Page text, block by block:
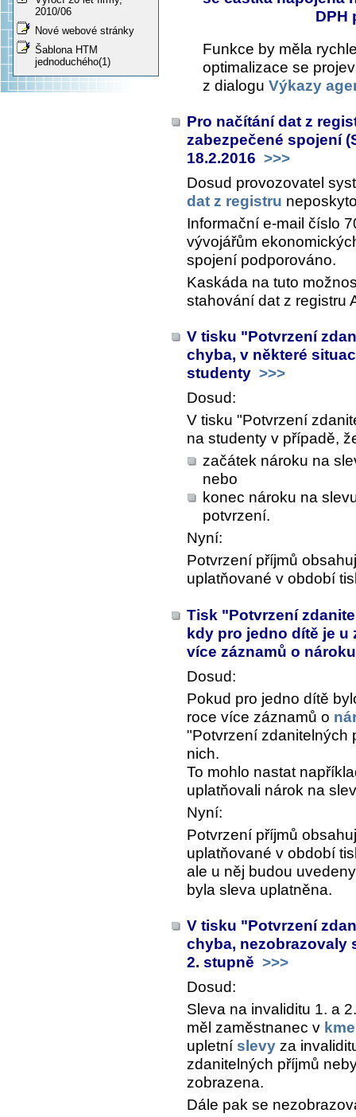
2010/06
Nové webové stránky
Šablona HTM
jednoduchého(1)
DPH
Funkce by měla
optimalizace se
z dialogu Výkazy
Pro načítání dat z
zabezpečené spojení
18.2.2016 >>>
Dosud provozovatel
dat z registru
Informační e-mail číslo
vývojářům
spojení podporováno.
Kaskáda na tuto
stahování dat z registru
V tisku "Potvrzení
chyba, v některé
studenty >>>
Dosud:
V tisku "Potvrzení
na studenty v případě,
začátek nároku na
nebo
konec nároku na
potvrzení.
Nyní:
Potvrzení příjmů
uplatňované v období
Tisk "Potvrzení
kdy pro jedno dítě je u
více záznamů o
Dosud:
Pokud pro jedno dítě
roce více záznamů o
"Potvrzení zdanitelných
nich.
To mohlo nastat
uplatňovali nárok na
Nyní:
Potvrzení příjmů
uplatňované v období
ale u něj budou
byla sleva uplatněna.
V tisku "Potvrzení
chyba, nezobrazovaly
2. stupně >>>
Dosud:
Sleva na invaliditu 1. a
měl zaměstnanec v
upletní slevy za
zdanitelných příjmů
zobrazena.
Dále pak se